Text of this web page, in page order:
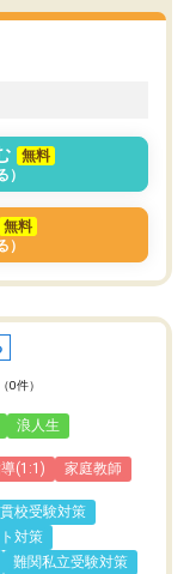
無料
）
無料
）
（0件）
浪人生
(1:1) 家庭教師
校受験対策
対策
難関私立受験対策